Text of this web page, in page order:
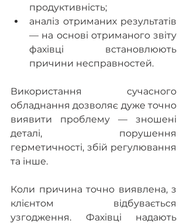
продуктивність;
аналіз отриманих результатів
— на основі отриманого звіту
фахівці встановлюють
причини несправностей.
Використання сучасного
обладнання дозволяє дуже точно
виявити проблему — зношені
деталі, порушення
герметичності, збій регулювання
та інше.
Коли причина точно виявлена, з
клієнтом відбувається
узгодження. Фахівці надають